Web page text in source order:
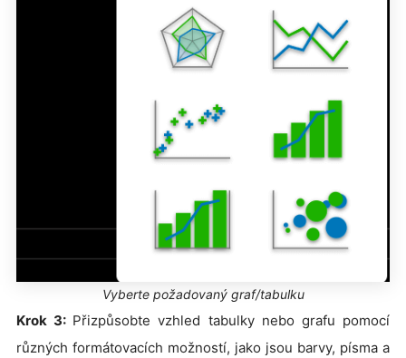
Vyberte požadovaný graf/tabulku
Krok 3: Přizpůsobte vzhled tabulky nebo grafu pomocí
různých formátovacích možností, jako jsou barvy, písma a